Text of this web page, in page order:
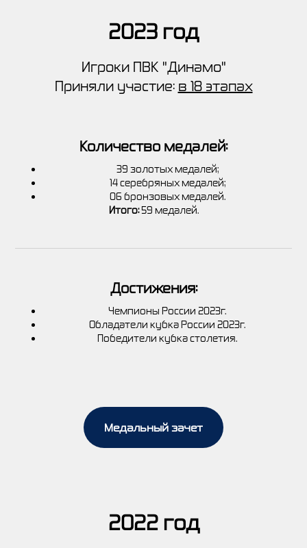
2023 год
Игроки ПВК "Динамо"
Приняли участие: в 18 этапах
Количество медалей:
39 золотых медалей;
14 серебряных медалей;
06 бронзовых медалей.
Итого:59 медалей.
Достижения:
Чемпионы России 2023г.
Обладатели кубка России 2023г.
Победители кубка столетия.
Медальный зачет
2022 год